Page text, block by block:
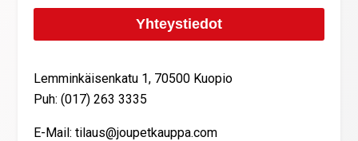
Yhteystiedot
Lemminkäisenkatu 1, 70500 Kuopio
Puh: (017) 263 3335
E-Mail: tilaus@joupetkauppa.com